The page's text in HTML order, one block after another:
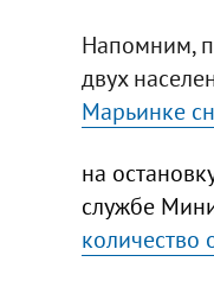
Напомним,
двух
Марьинке
на
службе
количество